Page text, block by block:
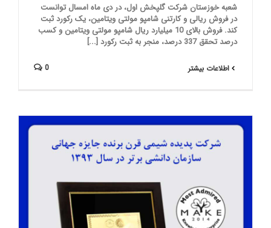
شعبه خوزستان شرکت گلپخش اول، در دی ماه امسال توانست
در فروش ریالی و کارتنی شامپو مولتی ویتامین، یک رکورد ثبت
کند. فروش بالای 10 میلیارد ریال شامپو مولتی ویتامین و کسب
درصد تحقق 337 درصد، منجر به ثبت رکورد [...]
اطلاعات بیشتر 0